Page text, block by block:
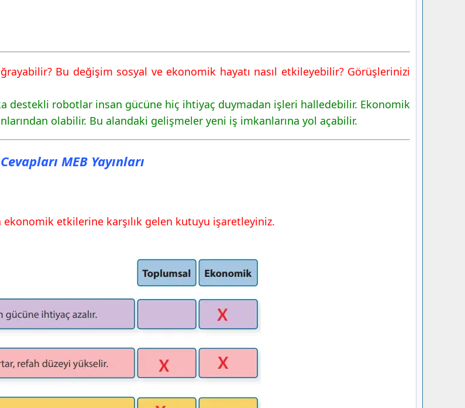
Bu değişim sosyal ve ekonomik hayatı nasıl etkileyebilir? Görüşlerinizi
destekli robotlar insan gücüne hiç ihtiyaç duymadan işleri halledebilir. Ekonomik
olabilir. Bu alandaki gelişmeler yeni iş imkanlarına yol açabilir.
MEB Yayınları
etkilerine karşılık gelen kutuyu işaretleyiniz.